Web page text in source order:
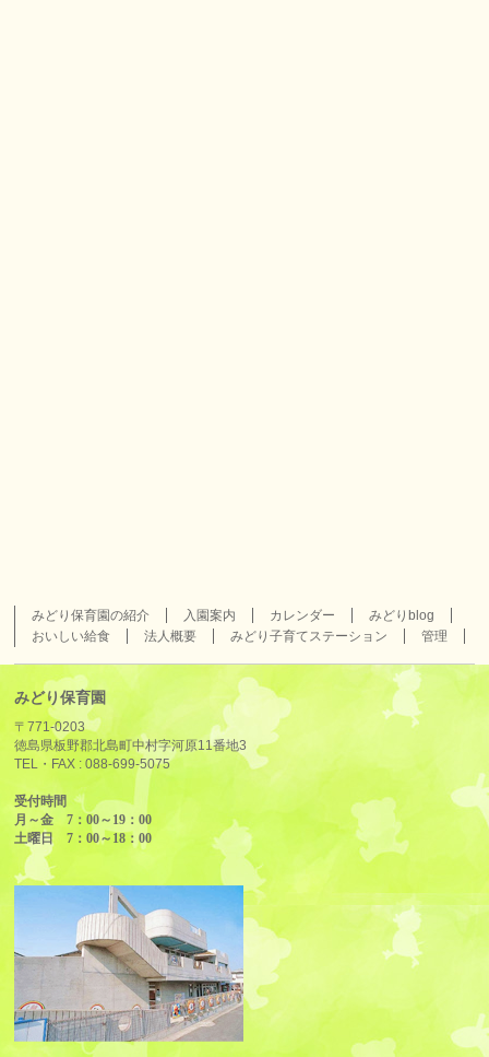
みどり保育園の紹介 入園案内 カレンダー
みどりblog
おいしい給食
法人概要 みどり子育てステーション 管理
みどり保育園
〒771-0203
徳島県板野郡北島町中村字河原11番地3
TEL・FAX :088-699-5075
受付時間
月～金 7：00～19：00
土曜日 7：00～18：00